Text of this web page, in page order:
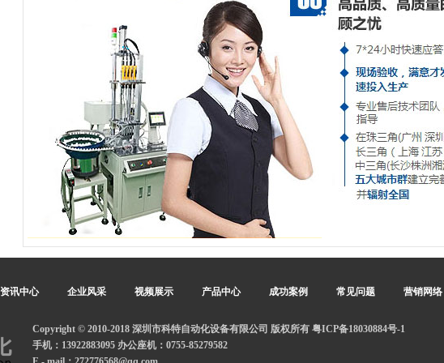
资讯中心 企业风采 视频展示 产品中心 成功案例 常见问题 营销网络
Copyright © 2010-2018 深圳市科特自动化设备有限公司 版权所有 粤ICP备18030884号-1
手机：13922883095 办公座机：0755-85279582